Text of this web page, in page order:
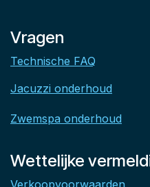
Vragen
Technische FAQ
Jacuzzi onderhoud
Zwemspa onderhoud
Wettelijke
Verkoopvoorwaarden